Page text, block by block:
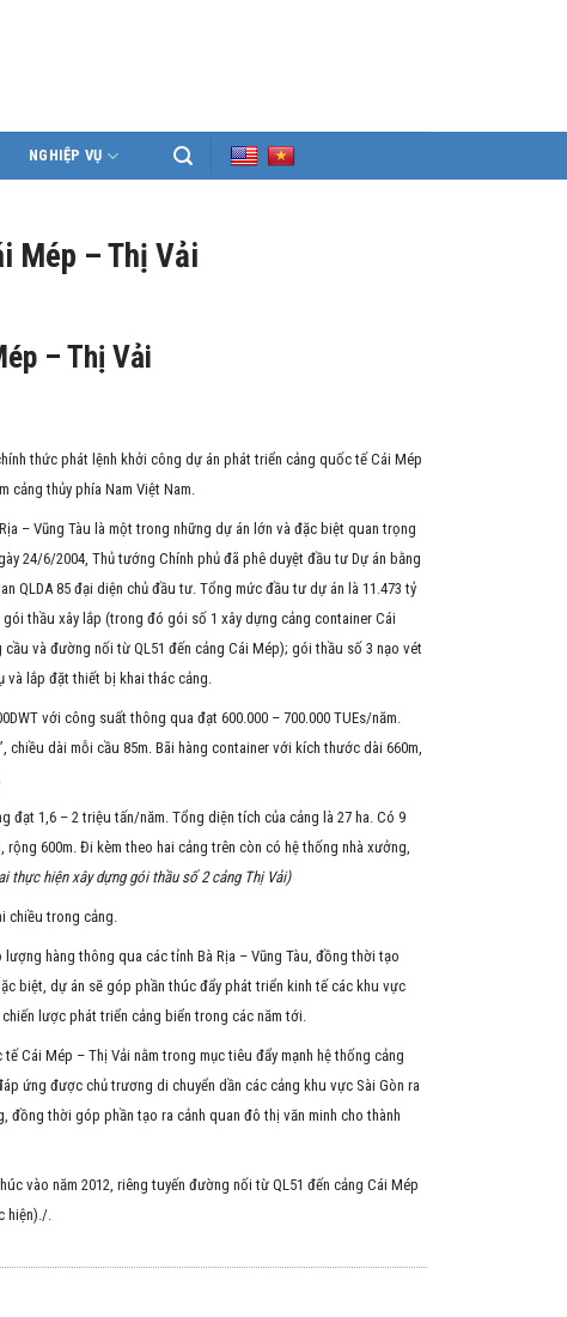
NGHIỆP VỤ
Mép – Thị Vải
– Thị Vải
thức phát lệnh khởi công dự án phát triển cảng quốc tế Cái Mép
thủy phía Nam Việt Nam.
– Vũng Tàu là một trong những dự án lớn và đặc biệt quan trọng
24/6/2004, Thủ tướng Chính phủ đã phê duyệt đầu tư Dự án bằng
QLDA 85 đại diện chủ đầu tư. Tổng mức đầu tư dự án là 11.473 tỷ
thầu xây lắp (trong đó gói số 1 xây dựng cảng container Cái
và đường nối từ QL51 đến cảng Cái Mép); gói thầu số 3 nạo vét
lắp đặt thiết bị khai thác cảng.
với công suất thông qua đạt 600.000 – 700.000 TUEs/năm.
dài mỗi cầu 85m. Bãi hàng container với kích thước dài 660m,
đạt 1,6 – 2 triệu tấn/năm. Tổng diện tích của cảng là 27 ha. Có 9
600m. Đi kèm theo hai cảng trên còn có hệ thống nhà xưởng,
thực hiện xây dựng gói thầu số 2 cảng Thị Vải)
chiều trong cảng.
hàng thông qua các tỉnh Bà Rịa – Vũng Tàu, đồng thời tạo
biệt, dự án sẽ góp phần thúc đẩy phát triển kinh tế các khu vực
lược phát triển cảng biển trong các năm tới.
Cái Mép – Thị Vải nằm trong mục tiêu đẩy mạnh hệ thống cảng
ứng được chủ trương di chuyển dần các cảng khu vực Sài Gòn ra
đồng thời góp phần tạo ra cảnh quan đô thị văn minh cho thành
vào năm 2012, riêng tuyến đường nối từ QL51 đến cảng Cái Mép
hiện)./.